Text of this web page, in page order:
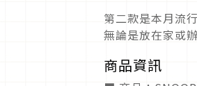
第二款是本月流
無論是放在家或
商品資訊